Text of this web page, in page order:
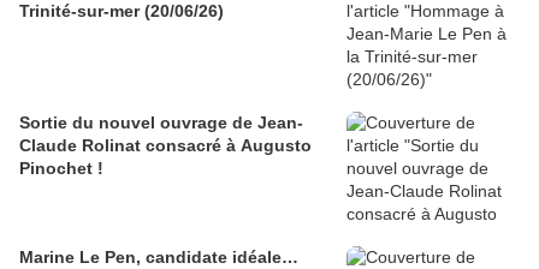
Trinité-sur-mer (20/06/26)
Sortie du nouvel ouvrage de Jean-
Claude Rolinat consacré à Augusto
Pinochet !
Marine Le Pen, candidate idéale…